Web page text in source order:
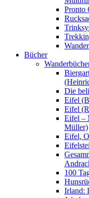
Pronto
Bücher
Die
Eifel
Eifel
Eifel –
Müller)
Eifel,
100
Irland: